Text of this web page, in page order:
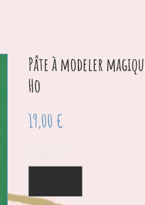
Pâte à modeler
Ho
19,00 €